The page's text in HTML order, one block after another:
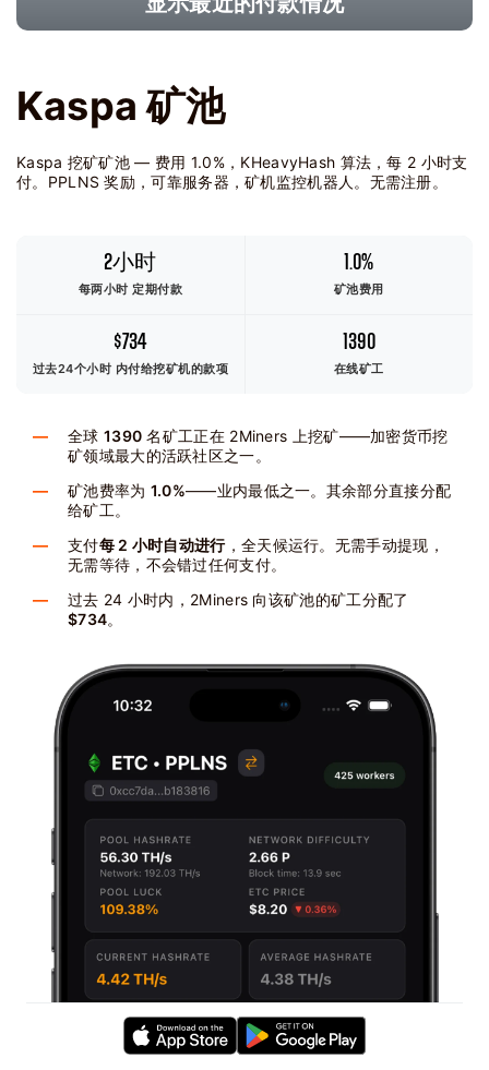
Kaspa 矿池
Kaspa 挖矿矿池 — 费用 1.0%，KHeavyHash 算法，每 2 小时支
付。PPLNS 奖励，可靠服务器，矿机监控机器人。无需注册。
2小时
每两小时 定期付款
1.0%
矿池费用
$734
过去24个小时 内付给挖矿机的款项
1390
在线矿工
全球 1390 名矿工正在 2Miners 上挖矿——加密货币挖
矿领域最大的活跃社区之一。
矿池费率为 1.0%——业内最低之一。其余部分直接分配
给矿工。
支付每 2 小时自动进行，全天候运行。无需手动提现，
无需等待，不会错过任何支付。
过去 24 小时内，2Miners 向该矿池的矿工分配了
$734。